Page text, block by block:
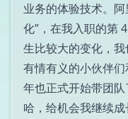
业务的体验技术。
化”，在我入职的第
生比较大的变化，
有情有义的小伙伴
年也正式开始带团
哈，给机会我继续